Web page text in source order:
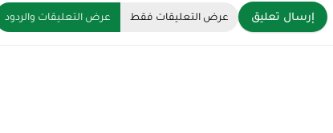
إرسال تعليق عرض التعليقات فقط عرض التعليقات والردود